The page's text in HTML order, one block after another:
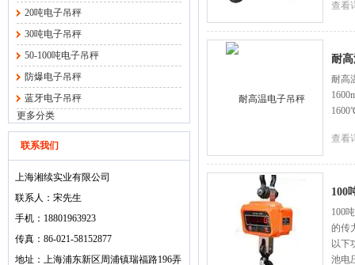
20吨电子吊秤
30吨电子吊秤
50-100吨电子吊秤
防爆电子吊秤
蓝牙电子吊秤
更多分类
联系我们
上海湘续实业有限公司
联系人：宋先生
手机：18801963923
传真：86-021-58152877
地址：上海浦东新区周浦镇瑞福路196弄
查看
耐
耐高
查看
100
100
的传
以下
池电